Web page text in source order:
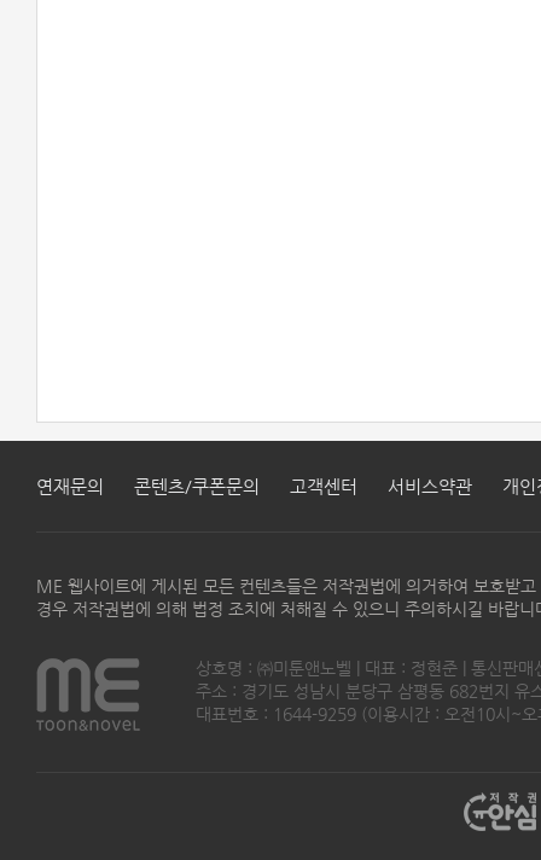
연재문의 콘텐츠/쿠폰문의 고객센터 서비스약관 개인
ME 웹사이트에 게시된 모든 컨텐츠들은 저작권법에 의거하여 보호받
경우 저작권법에 의해 법정 조치에 처해질 수 있으니 주의하시길 바랍니
상호명 : ㈜미툰앤노벨 | 대표 : 정현준 | 통신판
주소 : 경기도 성남시 분당구 삼평동 682번지
대표번호 : 1644-9259 (이용시간 : 오전10시~